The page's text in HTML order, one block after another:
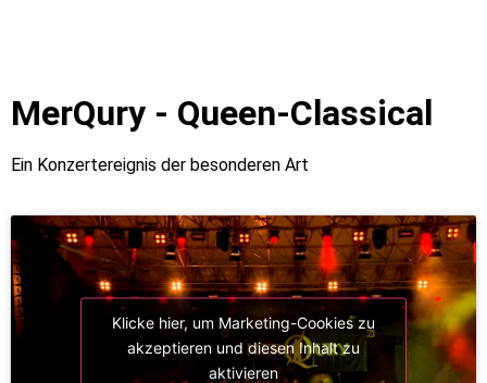
MerQury - Queen-Classical
Ein Konzertereignis der besonderen Art
Klicke hier, um Marketing-Cookies zu
akzeptieren und diesen Inhalt zu
aktivieren